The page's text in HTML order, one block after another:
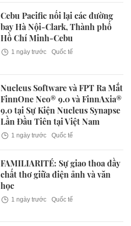
Cebu Pacific nối lại các đường
bay Hà Nội-Clark, Thành phố
Hồ Chí Minh-Cebu
1 ngày trước Quốc tế
Nucleus Software và FPT Ra Mắt
FinnOne Neo® 9.0 và FinnAxia®
9.0 tại Sự Kiện Nucleus Synapse
Lần Đầu Tiên tại Việt Nam
1 ngày trước Quốc tế
FAMILIARITÉ: Sự giao thoa đầy
chất thơ giữa điện ảnh và văn
học
1 ngày trước Quốc tế